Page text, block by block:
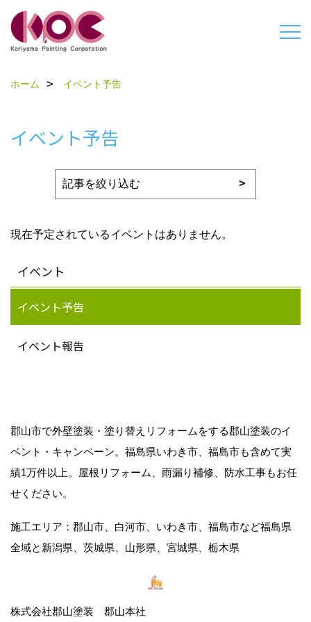
ホーム イベント予告
イベント予告
現在予定されているイベントはありません。
イベント
イベント予告
イベント報告
郡山市で外壁塗装・塗り替えリフォームをする郡山塗装のイ
ベント・キャンペーン。福島県いわき市、福島市も含めて実
績1万件以上。屋根リフォーム、雨漏り補修、防水工事もお任
せください。
施工エリア：郡山市、白河市、いわき市、福島市など福島県
全域と新潟県、茨城県、山形県、宮城県、栃木県
株式会社郡山塗装 郡山本社